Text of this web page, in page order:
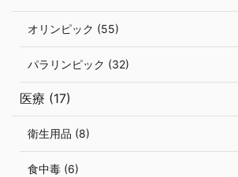
オリンピック (55)
パラリンピック (32)
医療 (17)
衛生用品 (8)
食中毒 (6)